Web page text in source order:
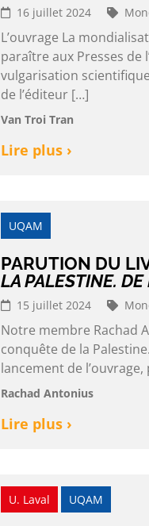
16 juillet 2024
L’ouvrage La
paraître aux Presses de
vulgarisation
de l’éditeur […]
Van Troi Tran
Lire plus ›
UQAM
PARUTION DU
LA PALESTINE.
15 juillet 2024
Notre membre Rachad
conquête de la
lancement de
Rachad Antonius
Lire plus ›
U. Laval UQAM